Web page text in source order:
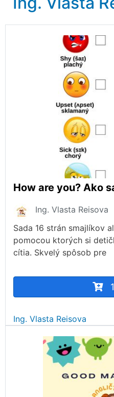
How are you? Ako
Ing. Vlasta Reisova
Sada 16 strán smajlíkov
pomocou ktorých si
cítia. Skvelý spôsob pre
Ing. Vlasta Reisova